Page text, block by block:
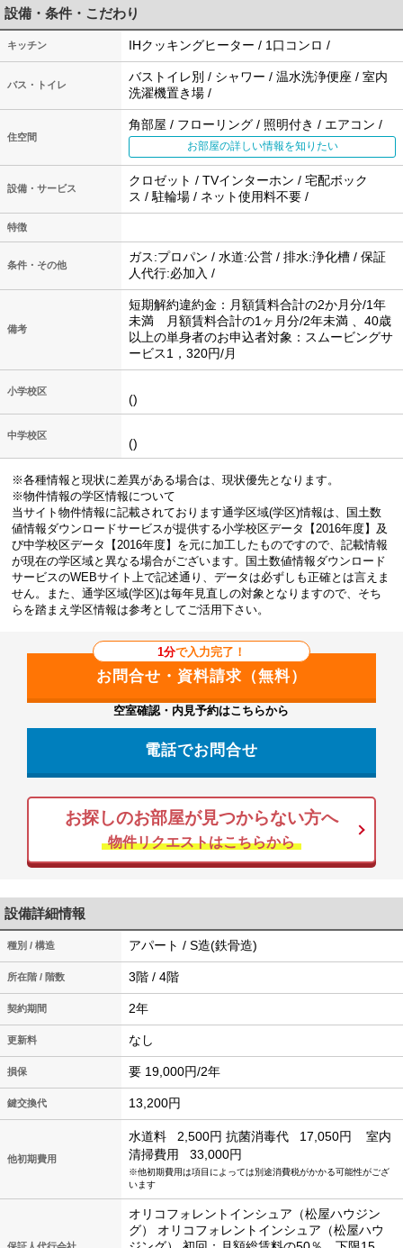
設備・条件・こだわり
キッチン IHクッキングヒーター / 1口コンロ /
バス・トイレ
バストイレ別 / シャワー / 温水洗浄便座 / 室内
洗濯機置き場 /
住空間
角部屋 / フローリング / 照明付き / エアコン /
お部屋の詳しい情報を知りたい
設備・サービス
クロゼット / TVインターホン / 宅配ボック
ス / 駐輪場 / ネット使用料不要 /
特徴
条件・その他
ガス:プロパン / 水道:公営 / 排水:浄化槽 / 保証
人代行:必加入 /
備考
短期解約違約金：月額賃料合計の2か月分/1年
未満 月額賃料合計の1ヶ月分/2年未満 、40歳
以上の単身者のお申込者対象：スムービングサ
ービス1，320円/月
小学校区
()
中学校区
()
※各種情報と現状に差異がある場合は、現状優先となります。
※物件情報の学区情報について
当サイト物件情報に記載されております通学区域(学区)情報は、国土数
値情報ダウンロードサービスが提供する小学校区データ【2016年度】及
び中学校区データ【2016年度】を元に加工したものですので、記載情報
が現在の学区域と異なる場合がございます。国土数値情報ダウンロード
サービスのWEBサイト上で記述通り、データは必ずしも正確とは言えま
せん。また、通学区域(学区)は毎年見直しの対象となりますので、そち
らを踏まえ学区情報は参考としてご活用下さい。
1分で入力完了！
空室確認・内見予約はこちらから
電話でお問合せ
お探しのお部屋が見つからない方へ
物件リクエストはこちらから
設備詳細情報
種別 / 構造 アパート / S造(鉄骨造)
所在階 / 階数 3階 / 4階
契約期間 2年
更新料 なし
損保 要 19,000円/2年
鍵交換代 13,200円
他初期費用
水道料 2,500円 抗菌消毒代 17,050円
室内
清掃費用
33,000円
※他初期費用は項目によっては別途消費税がかかる可能性がござ
います
オリコフォレントインシュア（松屋ハウジン
グ） オリコフォレントインシュア（松屋ハウ